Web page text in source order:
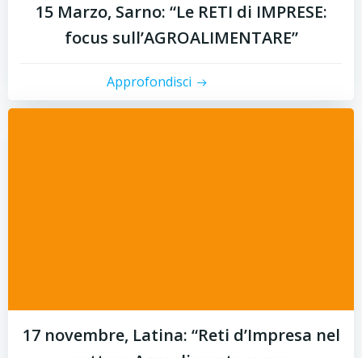
15 Marzo, Sarno: “Le RETI di IMPRESE:
focus sull’AGROALIMENTARE”
Approfondisci
17 novembre, Latina: “Reti d’Impresa nel